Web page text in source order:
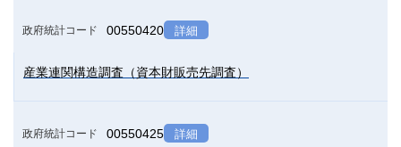
政府統計コード 00550420 詳細
産業連関構造調査（資本財販売先調査）
政府統計コード 00550425 詳細